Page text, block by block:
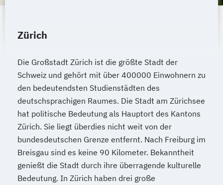
Zürich
Die Großstadt Zürich ist die größte Stadt der
Schweiz und gehört mit über 400000 Einwohnern zu
den bedeutendsten Studienstädten des
deutschsprachigen Raumes. Die Stadt am Zürichsee
hat politische Bedeutung als Hauptort des Kantons
Zürich. Sie liegt überdies nicht weit von der
bundesdeutschen Grenze entfernt. Nach Freiburg im
Breisgau sind es keine 90 Kilometer. Bekanntheit
genießt die Stadt durch ihre überragende kulturelle
Bedeutung. In Zürich haben drei große